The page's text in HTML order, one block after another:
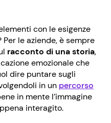
con le esigenze
le aziende, è sempre
racconto di una storia,
emozionale che
dire puntare sugli
in un percorso
in mente l’immagine
interagito.